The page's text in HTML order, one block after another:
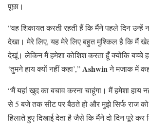
पूछा।
“वह शिकायत करती रहती हैं कि मैंने पहले दिन उन्हें
देखा। मेरे लिए, यह मेरे लिए बहुत मुश्किल है कि मैं
देखूं। लेकिन मैं हमेशा कोशिश करता हूँ क्योंकि बच्चे
‘तुमने हाय क्यों नहीं कहा’,”Ashwinने मजाक में
“मैं यहां खुद का बचाव करना चाहूंगा। मैं हमेशा
से 5 बजे तक सीट पर बैठते हो और मुझे सिर्फ राज
हिलाते हुए दिखाई देता है जैसे कि मैंने दो दिन पूरे कर